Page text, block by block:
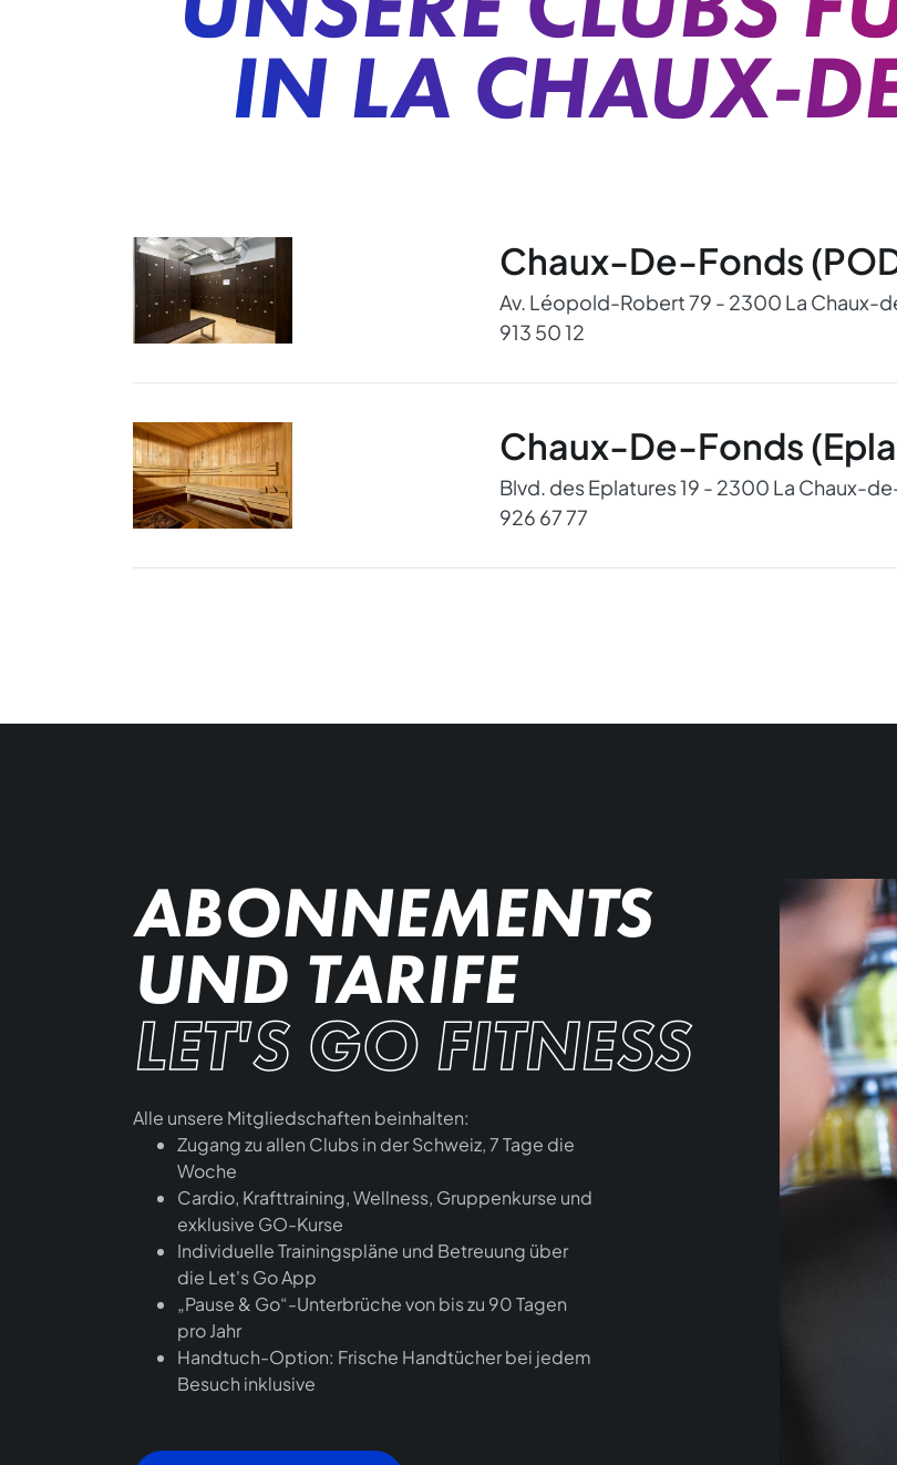
IN LA CHAUX-
Chaux-De-Fonds
Av. Léopold-Robert 79 - 2300 La Chaux-
913 50 12
Chaux-De-Fonds
Blvd. des Eplatures 19 - 2300 La Chaux-
926 67 77
ABONNEMENTS
UND TARIFE
LET'S GO FITNESS
Alle unsere Mitgliedschaften beinhalten:
Zugang zu allen Clubs in der Schweiz, 7 Tage die
Woche
Cardio, Krafttraining, Wellness, Gruppenkurse und
exklusive GO-Kurse
Individuelle Trainingspläne und Betreuung über
die Let's Go App
„Pause & Go“-Unterbrüche von bis zu 90 Tagen
pro Jahr
Handtuch-Option: Frische Handtücher bei jedem
Besuch inklusive